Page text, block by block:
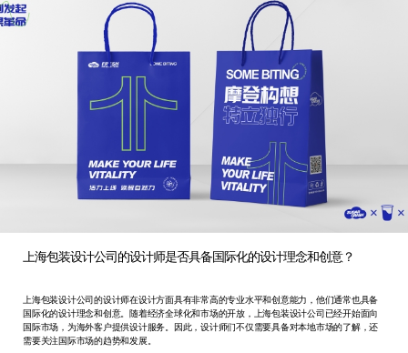
上海包装设计公司的设计师是否具备国际化的设计理念和创意？
上海包装设计公司的设计师在设计方面具有非常高的专业水平和创意能力，他们通常也具备
国际化的设计理念和创意。随着经济全球化和市场的开放，上海包装设计公司已经开始面向
国际市场，为海外客户提供设计服务。因此，设计师们不仅需要具备对本地市场的了解，还
需要关注国际市场的趋势和发展。